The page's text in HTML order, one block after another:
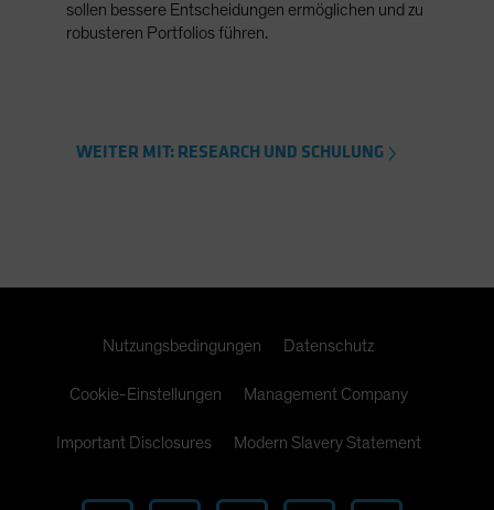
sollen bessere Entscheidungen ermöglichen und zu
robusteren Portfolios führen.
WEITER MIT: RESEARCH UND SCHULUNG
Nutzungsbedingungen Datenschutz
Cookie-Einstellungen Management Company
Important Disclosures Modern Slavery Statement